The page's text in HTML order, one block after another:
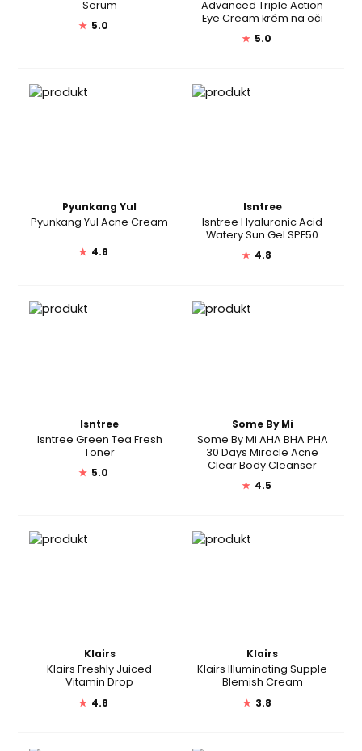
Serum
★ 5.0
Advanced Triple Action
Eye Cream krém na oči
★ 5.0
Pyunkang Yul
Pyunkang Yul Acne Cream
★ 4.8
Isntree
Isntree Hyaluronic Acid
Watery Sun Gel SPF50
★ 4.8
Isntree
Isntree Green Tea Fresh
Toner
★ 5.0
Some By Mi
Some By Mi AHA BHA PHA
30 Days Miracle Acne
Clear Body Cleanser
★ 4.5
Klairs
Klairs Freshly Juiced
Vitamin Drop
★ 4.8
Klairs
Klairs Illuminating Supple
Blemish Cream
★ 3.8